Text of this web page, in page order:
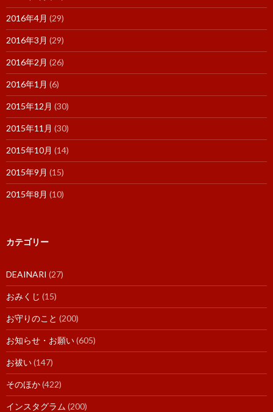
2016年4月 (29)
2016年3月 (29)
2016年2月 (26)
2016年1月 (6)
2015年12月 (30)
2015年11月 (30)
2015年10月 (14)
2015年9月 (15)
2015年8月 (10)
カテゴリー
DEAINARI (27)
おみくじ (15)
お守りのこと (200)
お知らせ・お願い(605)
お祓い(147)
そのほか(422)
インスタグラム (200)